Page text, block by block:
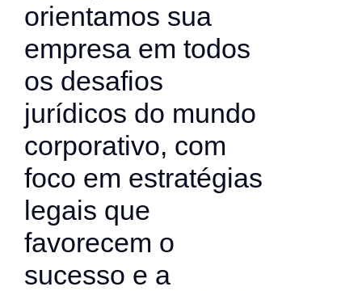
orientamos sua
empresa em todos
os desafios
jurídicos do mundo
corporativo, com
foco em estratégias
legais que
favorecem o
sucesso e a